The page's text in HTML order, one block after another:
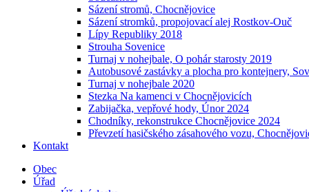
Sázení stromů, Chocnějovice
Sázení stromků, propojovací alej Rostkov-Ouč
Lípy Republiky 2018
Strouha Sovenice
Turnaj v nohejbale, O pohár starosty 2019
Autobusové zastávky a plocha pro kontejnery,
Turnaj v nohejbale 2020
Stezka Na kamenci v Chocnějovicích
Zabijačka, vepřové hody, Únor 2024
Chodníky, rekonstrukce Chocnějovice 2024
Převzetí hasičského zásahového vozu,
Kontakt
Obec
Úřad